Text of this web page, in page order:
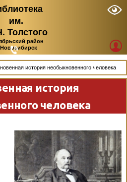
им.
Толстого
район
Новосибирск
история необыкновенного человека
история
человека